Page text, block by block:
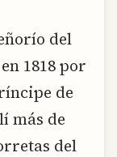
del
1818 por
de
más de
del